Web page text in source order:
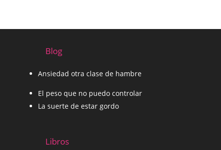
Blog
Ansiedad otra clase de hambre
El peso que no puedo controlar
La suerte de estar gordo
Libros